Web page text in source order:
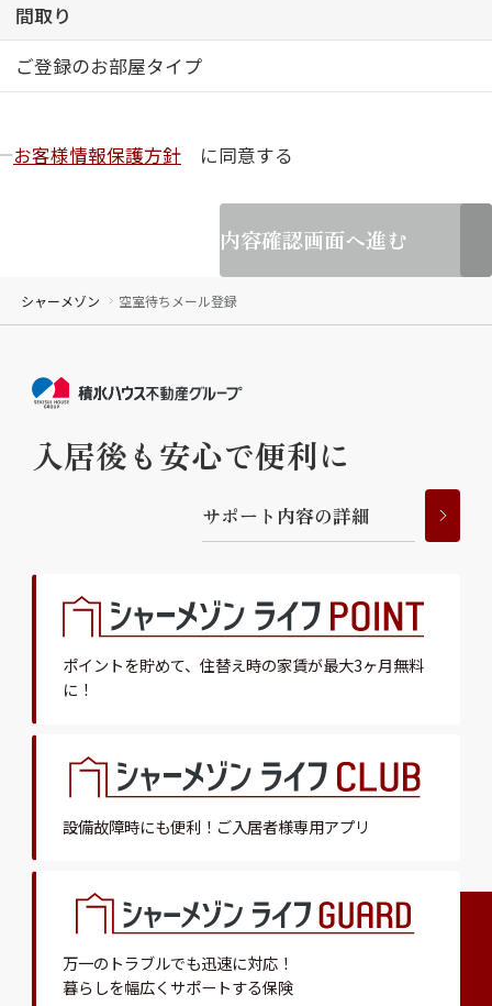
シャーメゾンショップを探す
らくらく内見
シャーメゾンライフサポート
自立型サービス付き・シニア向け
らくらくプラチナ
間取り
ご登録のお部屋タイプ
お客様情報保護方針 に同意する
内容確認画面へ進む
シャーメゾン 空室待ちメール登録
入居後も安心で便利に
サポー ト 内容の詳細
ポイントを貯めて、 住替え時の家賃が最大3ヶ月無料
に！
設備故障時にも便利！ ご入居者様専用アプリ
万一のトラブルでも迅速に対応！
暮らしを幅広くサポートする保険